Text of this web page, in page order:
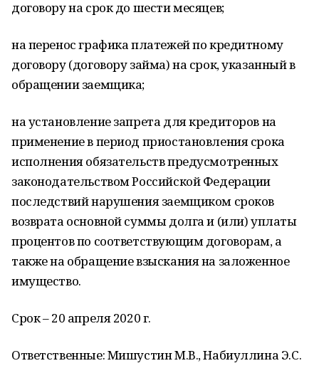
договору на срок до шести месяцев;
на перенос графика платежей по кредитному
договору (договору займа) на срок, указанный в
обращении заемщика;
на установление запрета для кредиторов на
применение в период приостановления срока
исполнения обязательств предусмотренных
законодательством Российской Федерации
последствий нарушения заемщиком сроков
возврата основной суммы долга и (или) уплаты
процентов по соответствующим договорам, а
также на обращение взыскания на заложенное
имущество.
Срок – 20 апреля 2020 г.
Ответственные: Мишустин М.В., Набиуллина Э.С.